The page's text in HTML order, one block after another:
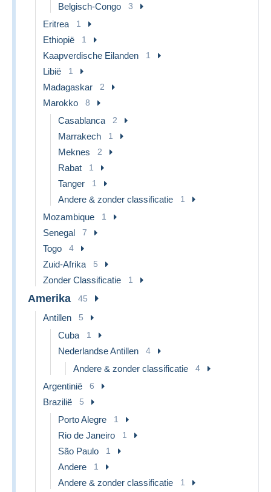
Belgisch-Congo 3
Eritrea 1
Ethiopië 1
Kaapverdische Eilanden 1
Libië 1
Madagaskar 2
Marokko 8
Casablanca 2
Marrakech 1
Meknes 2
Rabat 1
Tanger 1
Andere & zonder classificatie 1
Mozambique 1
Senegal 7
Togo 4
Zuid-Afrika 5
Zonder Classificatie 1
Amerika 45
Antillen 5
Cuba 1
Nederlandse Antillen 4
Andere & zonder classificatie 4
Argentinië 6
Brazilië 5
Porto Alegre 1
Rio de Janeiro 1
São Paulo 1
Andere 1
Andere & zonder classificatie 1